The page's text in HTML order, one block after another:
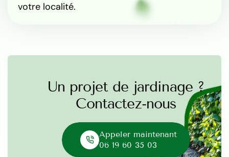
votre localité.
Un projet de jardinage ?
Contactez-nous
Appeler maintenant
06 19 60 35 03